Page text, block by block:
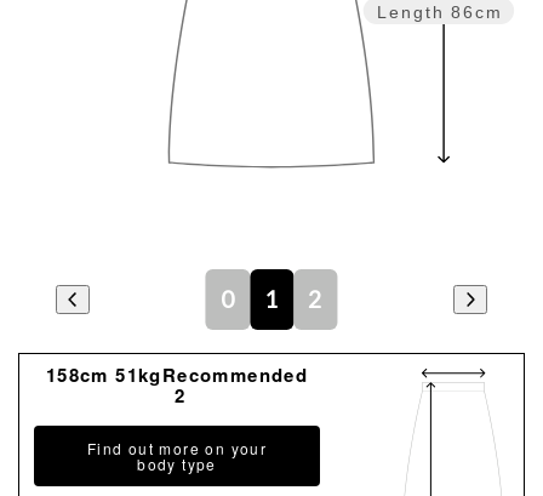
Length 86cm
0 1 2
158cm 51kgRecommended
2
Find out more on your
body type